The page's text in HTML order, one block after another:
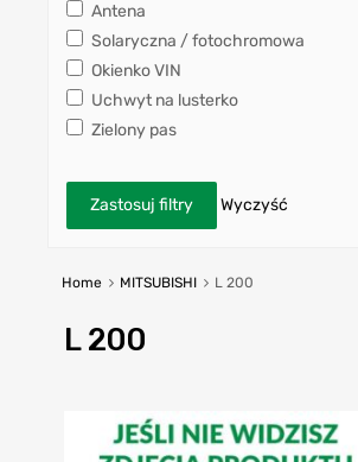
Antena
Solaryczna / fotochromowa
Okienko VIN
Uchwyt na lusterko
Zielony pas
Zastosuj filtry Wyczyść
Home MITSUBISHI L 200
L 200